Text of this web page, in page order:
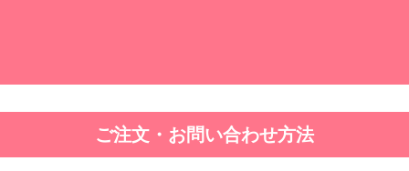
ご注文・お問い合わせ方法